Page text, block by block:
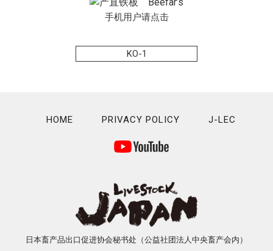
手机用户请点击
KO-1
HOME PRIVACY POLICY J-LEC
日本畜产品出口促进协会秘书处（公益社团法人中央畜产会内）